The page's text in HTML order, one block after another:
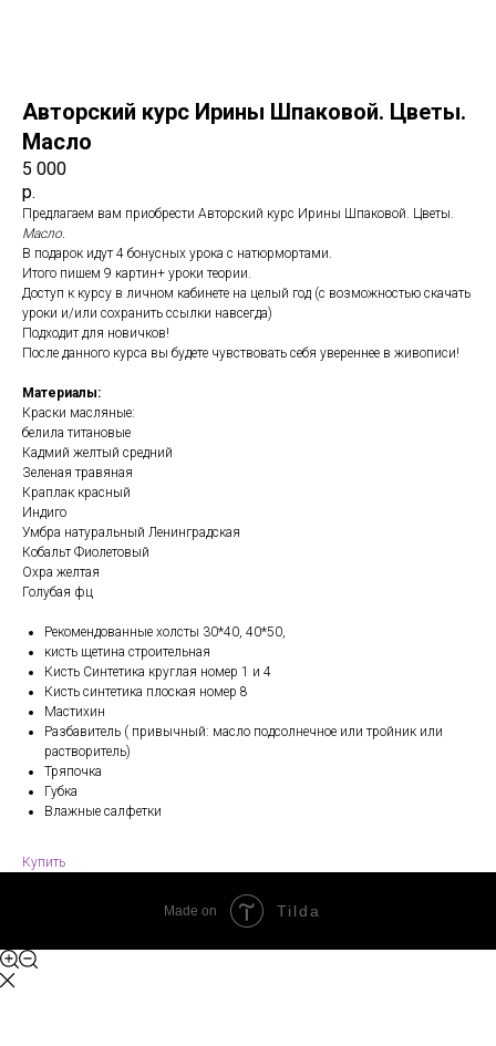
Авторский курс Ирины Шпаковой. Цветы.
Масло
5 000
р.
Предлагаем вам приобрести Авторский курс Ирины Шпаковой. Цветы.
Масло.
В подарок идут 4 бонусных урока с натюрмортами.
Итого пишем 9 картин+ уроки теории.
Доступ к курсу в личном кабинете на целый год (с возможностью скачать
уроки и/или сохранить ссылки навсегда)
Подходит для новичков!
После данного курса вы будете чувствовать себя увереннее в живописи!
Материалы:
Краски масляные:
белила титановые
Кадмий желтый средний
Зеленая травяная
Краплак красный
Индиго
Умбра натуральный Ленинградская
Кобальт Фиолетовый
Охра желтая
Голубая фц
Рекомендованные холсты 30*40, 40*50,
кисть щетина строительная
Кисть Синтетика круглая номер 1 и 4
Кисть синтетика плоская номер 8
Мастихин
Разбавитель ( привычный: масло подсолнечное или тройник или
растворитель)
Тряпочка
Губка
Влажные салфетки
Купить
Made on Tilda